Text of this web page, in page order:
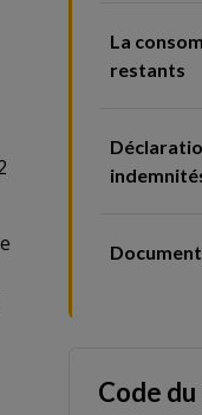
La
restants
Code